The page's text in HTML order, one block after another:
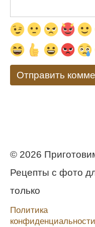
© 2026
Рецепты с фото
только
Политика
конфиденциальности